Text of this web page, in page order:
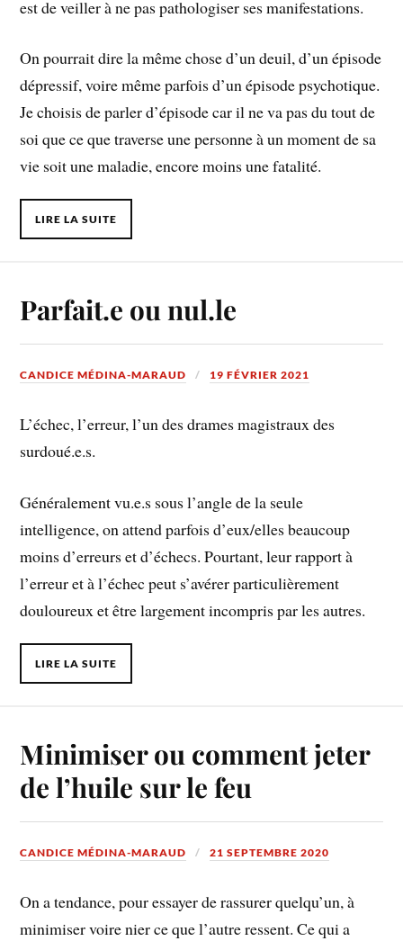
est de veiller à ne pas pathologiser ses manifestations.
On pourrait dire la même chose d’un deuil, d’un épisode
dépressif, voire même parfois d’un épisode psychotique.
Je choisis de parler d’épisode car il ne va pas du tout de
soi que ce que traverse une personne à un moment de sa
vie soit une maladie, encore moins une fatalité.
LIRE LA SUITE
Parfait.e ou nul.le
CANDICE MÉDINA-MARAUD 19 FÉVRIER 2021
L’échec, l’erreur, l’un des drames magistraux des
surdoué.e.s.
Généralement vu.e.s sous l’angle de la seule
intelligence, on attend parfois d’eux/elles beaucoup
moins d’erreurs et d’échecs. Pourtant, leur rapport à
l’erreur et à l’échec peut s’avérer particulièrement
douloureux et être largement incompris par les autres.
LIRE LA SUITE
Minimiser ou comment jeter
de l’huile sur le feu
CANDICE MÉDINA-MARAUD 21 SEPTEMBRE 2020
On a tendance, pour essayer de rassurer quelqu’un, à
minimiser voire nier ce que l’autre ressent. Ce qui a